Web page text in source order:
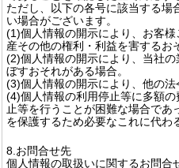
ただし、以下の各号に該当する場
い場合がございます。
(1)個人情報の開示により、お客
産その他の権利・利益を害するお
(2)個人情報の開示により、当社
ぼすおそれがある場合。
(3)個人情報の開示により、他の法
(4)個人情報の利用停止等に多額
止等を行うことが困難な場合で
を保護するため必要なこれに代わ
8.お問合せ先
個人情報の取扱いに関するお問合